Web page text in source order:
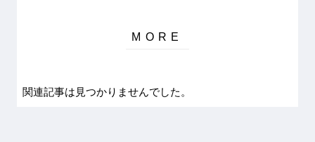
関連記事は見つかりませんでした。